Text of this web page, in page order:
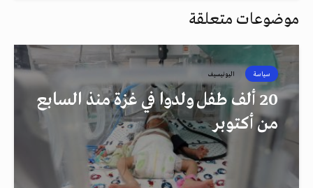
موضوعات متعلقة
سياسة اليونيسيف
20 ألف طفل ولدوا في غزة منذ السابع
من أكتوبر